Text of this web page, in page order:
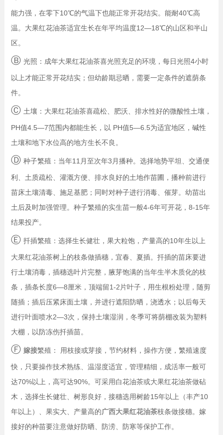
能力强，在零下10℃的气温下也能正常开花结实。能耐40℃高
温。大果红花油茶适宜生长在年平均温度12—18℃的山区和半山
区。
Ⓑ 光照：成年大果红花油茶喜光照充足的环境，每日光照4小时
以上才能正常开花结实；但幼龄期忌晒，需要一定条件的遮荫条
件。
Ⓒ 土壤：大果红花油茶喜疏松、肥沃、排水性好的微酸性土壤，
PH值4.5—7范围内都能生长，以 PH值5—6.5为适宜地区，碱性
土壤和地下水位高的地方生长不良。
Ⓓ 种子繁殖：当年11月至次年3月播种。选择地势平坦、交通便
利、土质疏松、灌溉方便、排水良好的土地作苗圃，播种前进行
苗床土壤清毒、施足基肥；同时对种子进行消毒、催芽。幼苗出
土后及时加强管理。种子繁殖的实生苗一般4-6年可开花，8-15年
结果投产。
Ⓔ 扦插繁殖：选择生长健壮，果大粒饱，产量高的10年生以上
大果红花油茶树上的枝条做插穗，宜春、夏插。扦插的苗床要进
行土壤消毒，插穗选叶片完整，腋芽饱满的当年生半木质化的枝
条，插条长度6—8厘米，顶端留1-2片叶子，用生根粉处理，随剪
随插；插后压紧床面土壤，并进行遮阳防晒，浇透水；以后每天
进行叶面喷水2—3次，保持土壤湿润，冬季可将荫棚改装为塑料
大棚，以防冻伤扦插苗。
Ⓕ 嫁接繁殖： 用枝接或芽接，节约材料，操作方便，繁殖速度
快，只要操作技术熟练、温湿度适宜，管理精细，成活率一般可
达70%以上，高可达90%。可采用白花油茶或大果红花油茶做砧
木，选择生长健壮、树形良好，接穗选用树龄15年以上（丰产10
年以上）、果实大、产量高的广西大果红花油茶枝条做接穗。嫁
接好的种苗要注意做好防晒、防涝、防寒等保护工作。